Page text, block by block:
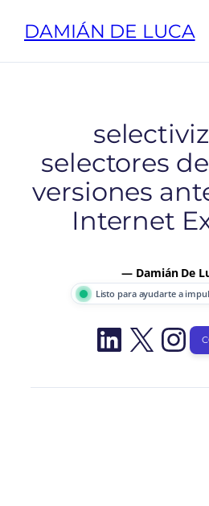
DAMIÁN DE LUCA
selectores
versiones
Internet
— Damián De
Listo para ayudarte a
X